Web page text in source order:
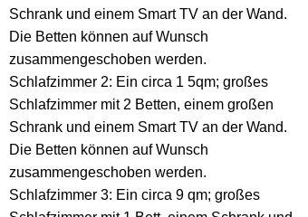
Schrank und einem Smart TV an der Wand.
Die Betten können auf Wunsch
zusammengeschoben werden.
Schlafzimmer 2: Ein circa 1 5qm; großes
Schlafzimmer mit 2 Betten, einem großen
Schrank und einem Smart TV an der Wand.
Die Betten können auf Wunsch
zusammengeschoben werden.
Schlafzimmer 3: Ein circa 9 qm; großes